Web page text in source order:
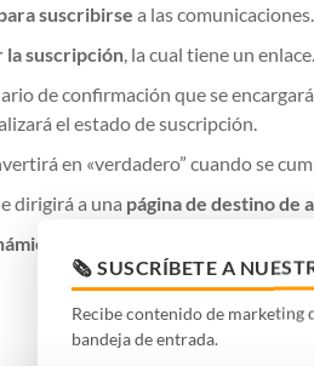
suscribirse a las comunicaciones.
suscripción, la cual tiene un enlace.
de confirmación que se
el estado de suscripción.
en «verdadero” cuando se
dirigirá a una página de destino de
que separarán los
🗞️ SUSCRÍBETE A
Recibe contenido de marketing
bandeja de entrada.